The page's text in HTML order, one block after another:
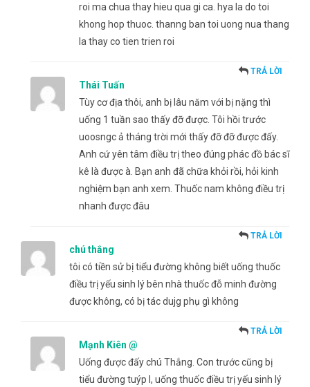
roi ma chua thay hieu qua gi ca. hya la do toi
khong hop thuoc. thanng ban toi uong nua thang
la thay co tien trien roi
Thái Tuấn
TRẢ LỜI
Tùy cơ địa thôi, anh bị lâu năm với bị nặng thì
uống 1 tuần sao thấy đỡ được. Tôi hồi trước
uoosngc ả tháng trời mới thấy đỡ đỡ được đấy.
Anh cứ yên tâm điều trị theo đúng phác đồ bác sĩ
kê là được à. Bạn anh đã chữa khỏi rồi, hỏi kinh
nghiệm bạn anh xem. Thuốc nam không điều trị
nhanh được đâu
chú thắng
TRẢ LỜI
tôi có tiền sử bị tiểu đường không biết uống thuốc
điều trị yếu sinh lý bên nhà thuốc đỗ minh đường
được không, có bị tác dujg phụ gì không
Mạnh Kiên @
TRẢ LỜI
Uống được đấy chú Thắng. Con trước cũng bị
tiểu đường tuýp I, uống thuốc điều trị yếu sinh lý